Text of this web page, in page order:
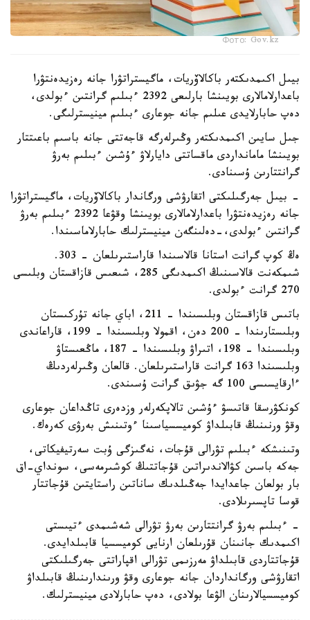
Фото: Gov.kz
بيىل اكىمدىكتەر باكالاۆريات، ماگيستراتۋرا جانە رەزيدەنتۋرا
باعدارلامالارى بويىنشا بارلىعى 2392 ءبىلىم گرانتىن ءبولدى،
دەپ حابارلايدى عىلىم جانە جوعارى ءبىلىم مينيسترلىگى.
جىل سايىن اكىمدىكتەر وڭىرلەرگە قاجەتتى جانە باسىم باعىتتار
بويىنشا مامانداردى ماقساتتى دايارلاۋ ءۇشىن ءبىلىم بەرۋ
گرانتتارىن ۇسىنادى.
- بيىل جەرگىلىكتى اتقارۋشى ورگاندار باكالاۆريات، ماگيستراتۋرا
جانە رەزيدەنتۋرا باعدارلامالارى بويىنشا وقۋعا 2392 ءبىلىم بەرۋ
گرانتىن ءبولدى،-دەلىنگەن مينيسترلىك حابارلاماسىندا.
ەڭ كوپ گرانت استانا قالاسىندا قاراستىرىلعان - 303.
شىمكەنت قالاسىنىڭ اكىمدىگى 285، شىعىس قازاقستان وبلىسى
270 گرانت ءبولدى.
باتىس قازاقستان وبلىسىندا – 211، اباي جانە تۇركىستان
وبلىستارىندا – 200 دەن، اقمولا وبلىسىندا – 199، قاراعاندى
وبلىسىندا – 198، اتىراۋ وبلىسىندا – 187، ماڭعىستاۋ
وبلىسىندا 163 گرانت قاراستىرىلعان. قالعان وڭىرلەردىڭ
ءارقايسىسى 100 گە جۋىق گرانت ۇسىندى.
كونكۋرسقا قاتىسۋ ءۇشىن تالاپكەرلەر وزدەرى تاڭداعان جوعارى
وقۋ ورنىنىڭ قابىلداۋ كوميسسياسىنا ءوتىنىش بەرۋى كەرەك.
وتىنىشكە ءبىلىم تۋرالى قۇجات، نەگىزگى ۇبت سەرتيفيكاتى،
جەكە باسىن كۋالاندىراتىن قۇجاتتىڭ كوشىرمەسى، سونداي-اق
بار بولعان جاعدايدا جەڭىلدىك ساناتىن راستايتىن قۇجاتتار
قوسا تاپسىرىلادى.
- ءبىلىم بەرۋ گرانتتارىن بەرۋ تۋرالى شەشىمدى ءتيىستى
اكىمدىك جانىنان قۇرىلعان ارنايى كوميسسيا قابىلدايدى.
قۇجاتتاردى قابىلداۋ مەرزىمى تۋرالى اقپاراتتى جەرگىلىكتى
اتقارۋشى ورگانداردان جانە جوعارى وقۋ ورىندارىنىڭ قابىلداۋ
كوميسسيالارىنان الۋعا بولادى، دەپ حابارلادى مينيسترلىك.